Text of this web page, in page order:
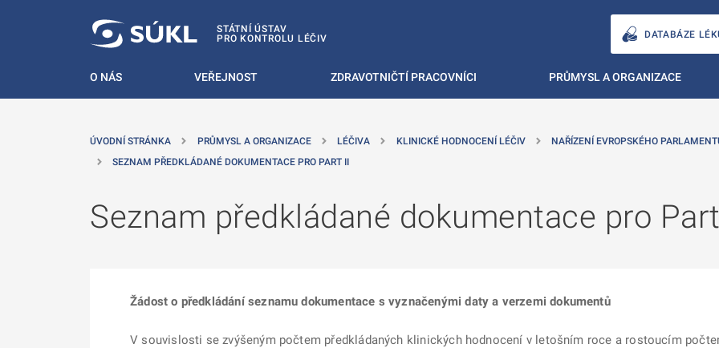
STÁTNÍ ÚSTAV
PRO KONTROLU LÉČIV
DATABÁZE
O NÁS VEŘEJNOST ZDRAVOTNIČTÍ PRACOVNÍCI PRŮMYSL A ORGANIZACE
ÚVODNÍ STRÁNKA PRŮMYSL A ORGANIZACE LÉČIVA KLINICKÉ HODNOCENÍ LÉČIV
NAŘÍZENÍ EVROPSKÉHO
SEZNAM PŘEDKLÁDANÉ DOKUMENTACE PRO PART II
Seznam předkládané dokumentace pro
Žádost o předkládání seznamu dokumentace s vyznačenými daty a verzemi dokumentů
V souvislosti se zvýšeným počtem předkládaných klinických hodnocení v letošním roce a rostoucím